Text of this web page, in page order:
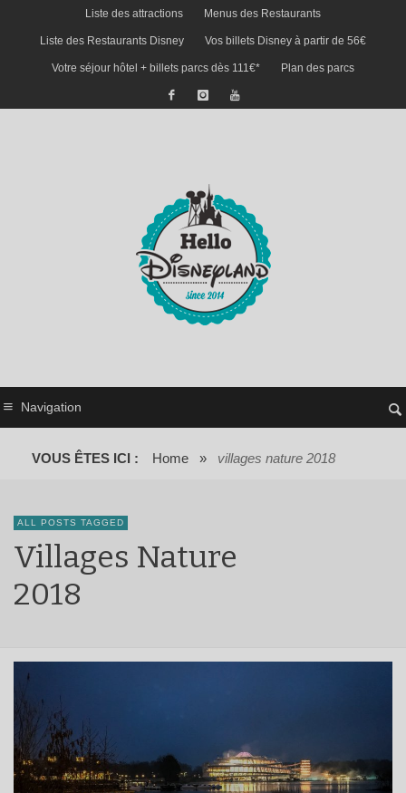
Liste des attractions Menus des Restaurants
Liste des Restaurants Disney Vos billets Disney à partir de 56€
Votre séjour hôtel + billets parcs dès 111€* Plan des parcs
Navigation
VOUS ÊTES ICI : Home » villages nature 2018
ALL POSTS TAGGED
Villages Nature
2018